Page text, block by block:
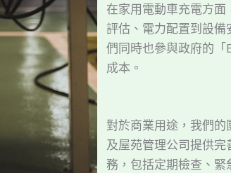
在家用電動車充電方
評估、電力配置到設
們同時也參與政府的「
成本。
對於商業用途，我們
及屋苑管理公司提供
務，包括定期檢查、